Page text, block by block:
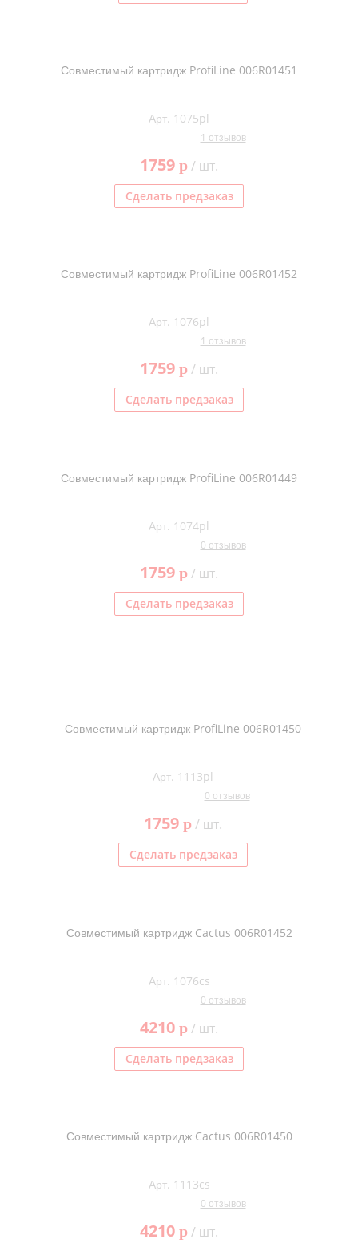
Совместимый картридж ProfiLine 006R01451
Арт. 1075pl
1 отзывов
1759 p/ шт.
Сделать предзаказ
Совместимый картридж ProfiLine 006R01452
Арт. 1076pl
1 отзывов
1759 p/ шт.
Сделать предзаказ
Совместимый картридж ProfiLine 006R01449
Арт. 1074pl
0 отзывов
1759 p/ шт.
Сделать предзаказ
Совместимый картридж ProfiLine 006R01450
Арт. 1113pl
0 отзывов
1759 p/ шт.
Сделать предзаказ
Совместимый картридж Cactus 006R01452
Арт. 1076cs
0 отзывов
4210 p/ шт.
Сделать предзаказ
Совместимый картридж Cactus 006R01450
Арт. 1113cs
0 отзывов
4210 p/ шт.